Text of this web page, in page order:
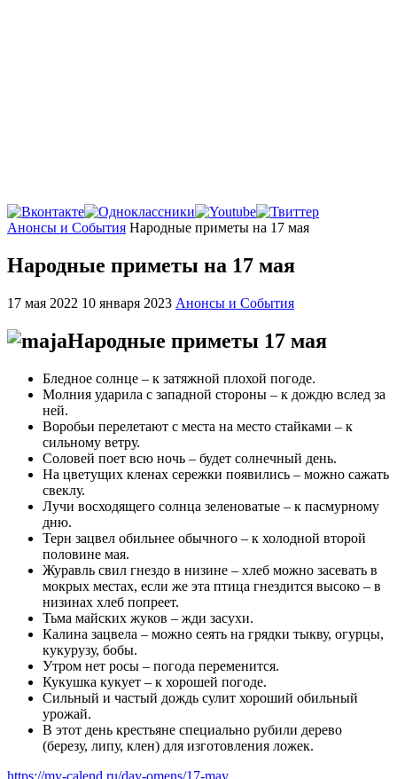
Главная
Анонсы и События Народные приметы на 17 мая
Народные приметы на 17 мая
17 мая 2022 10 января 2023 Анонсы и События
Народные приметы 17 мая
Бледное солнце – к затяжной плохой погоде.
Молния ударила с западной стороны – к дождю вслед за
ней.
Воробьи перелетают с места на место стайками – к
сильному ветру.
Соловей поет всю ночь – будет солнечный день.
На цветущих кленах сережки появились – можно сажать
свеклу.
Лучи восходящего солнца зеленоватые – к пасмурному
дню.
Терн зацвел обильнее обычного – к холодной второй
половине мая.
Журавль свил гнездо в низине – хлеб можно засевать в
мокрых местах, если же эта птица гнездится высоко – в
низинах хлеб попреет.
Тьма майских жуков – жди засухи.
Калина зацвела – можно сеять на грядки тыкву, огурцы,
кукурузу, бобы.
Утром нет росы – погода переменится.
Кукушка кукует – к хорошей погоде.
Сильный и частый дождь сулит хороший обильный
урожай.
В этот день крестьяне специально рубили дерево
(березу, липу, клен) для изготовления ложек.
https://my-calend.ru/day-omens/17-may